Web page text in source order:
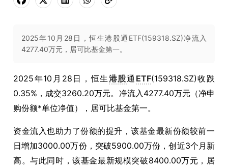
2025年10月28日，恒生港股通ETF(159318.SZ)净流入
4277.40万元，居可比基金第一。
2025年10月28日，恒生港股通 ETF(159318.SZ)收跌
0.35%，成交3260.20万元。净流入4277.40万元（净申
购份额*单位净值），居可比基金第一。
资金流入也助力了份额的提升，该基金最新份额较前一
日增加3000.00万份，突破5900.00万份，创近3个月新
高。与此同时，该基金最新规模突破8400.00万元，居